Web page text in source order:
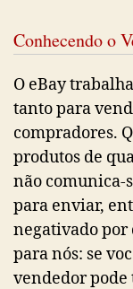
Conhecendo o
O eBay
tanto para
compradores.
produtos de
não comunica-
para enviar,
negativado por
para nós: se
vendedor pode